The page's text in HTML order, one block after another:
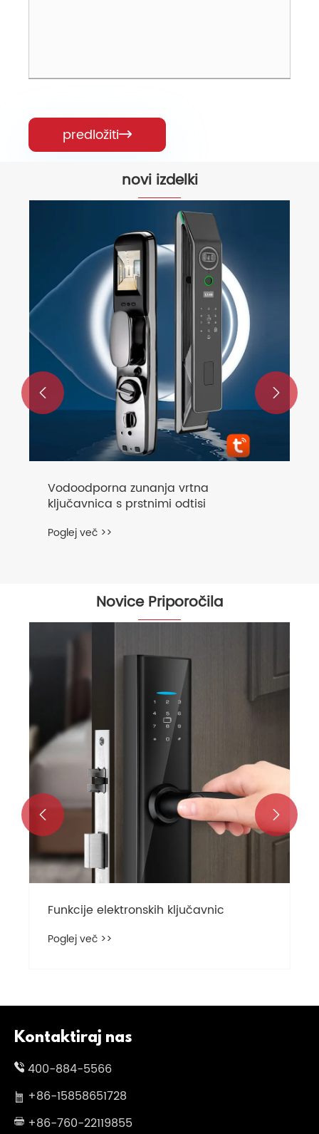
predložiti
novi izdelki
AI580 popolnoma avtomatska
pametna ključavnica AI
Poglej več >>
 
Novice Priporočila
Prednosti pametnih ključavnic
 
Kontaktiraj nas
400-884-5566
+86-15858651728
+86-760-22119855